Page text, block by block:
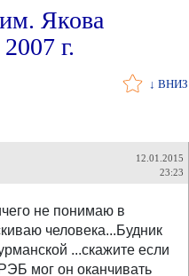
Якова
г.
↓ ВНИЗ
12.01.2015
23:23
не понимаю в
человека...Будник
...скажите если
мог он оканчивать